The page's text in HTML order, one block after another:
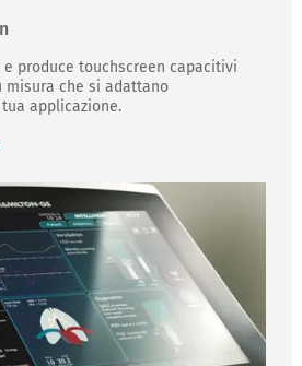
e produce touchscreen capacitivi
misura che si adattano
applicazione.